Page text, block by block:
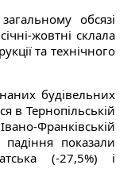
обсязі
жовтні склала
та технічного
будівельних
в Тернопільській
Франківській
показали
(-27,5%) і